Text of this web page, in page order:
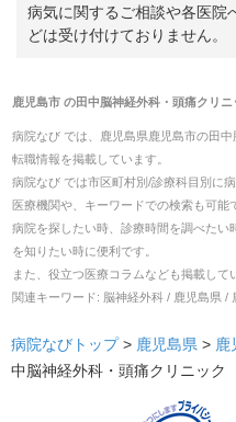
病気に関するご相談や各医院
どは受け付けておりません。
鹿児島市の田中脳神経外科・頭痛クリニ
病院なび では、 鹿児島県 鹿児島市の田中
転職情報を掲載しています。
病院なび では市区町村別/診療科目別に
医療機関や、キーワードでの検索も可能
病院を探したい時、診療時間を調べたい
を知りたい時に便利です。
また、役立つ医療コラムなども掲載して
関連キーワード: 脳神経外科 / 鹿児島県 /
病院なびトップ > 鹿児島県 > 鹿
中脳神経外科・頭痛クリニック